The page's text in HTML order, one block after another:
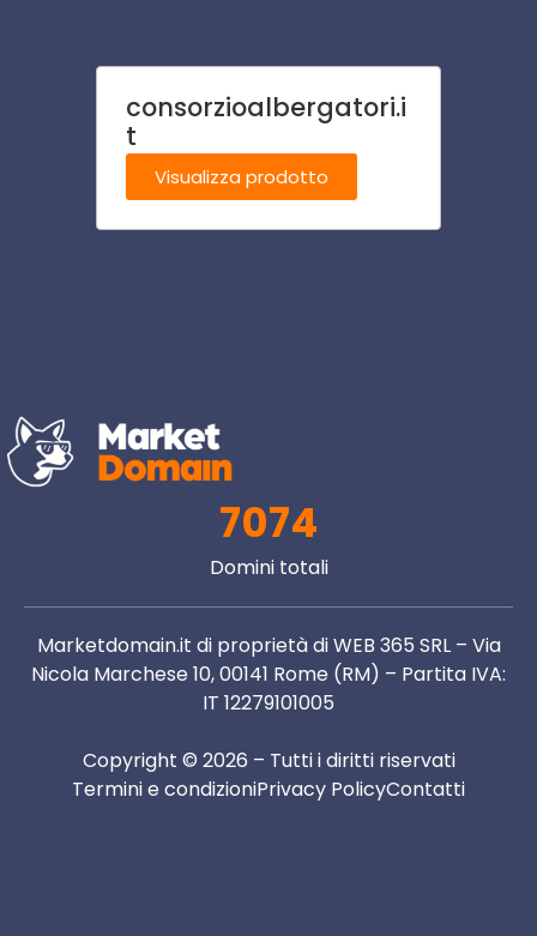
consorzioalbergatori.i
t
Visualizza prodotto
7074
Domini totali
Marketdomain.it di proprietà di WEB 365 SRL – Via
Nicola Marchese 10, 00141 Rome (RM) – Partita IVA:
IT 12279101005
Copyright © 2026 – Tutti i diritti riservati
Termini e condizioniPrivacy PolicyContatti